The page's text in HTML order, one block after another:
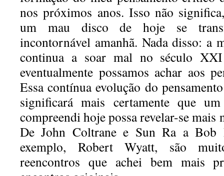
nos próximos anos. Isso não
um mau disco de hoje se
incontornável amanhã. Nada disso: a
continua a soar mal no século
eventualmente possamos achar aos
Essa contínua evolução do
significará mais certamente que
compreendi hoje possa revelar-se mais
De John Coltrane e Sun Ra a Bob
exemplo, Robert Wyatt, são
reencontros que achei bem mais